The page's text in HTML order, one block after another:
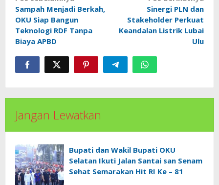
pos
Sampah Menjadi Berkah,
OKU Siap Bangun
Teknologi RDF Tanpa
Biaya APBD
Sinergi PLN dan
Stakeholder Perkuat
Keandalan Listrik Lubai
Ulu
Jangan Lewatkan
Bupati dan Wakil Bupati OKU
Selatan Ikuti Jalan Santai san Senam
Sehat Semarakan Hit RI Ke – 81